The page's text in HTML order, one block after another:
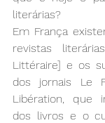
literárias?
Em França
revistas
Littéraire] e os
dos jornais Le
Libération, que
dos livros e o